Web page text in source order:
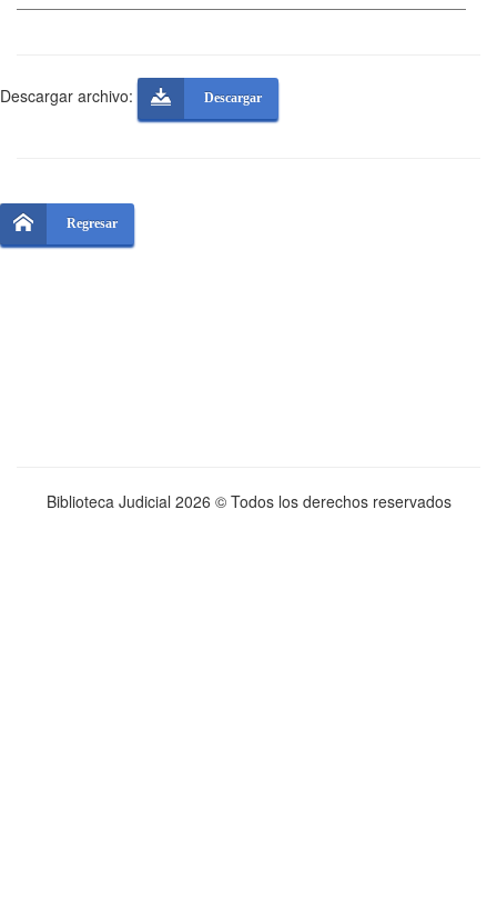
Descargar archivo: Descargar
Regresar
Biblioteca Judicial 2026 © Todos los derechos reservados